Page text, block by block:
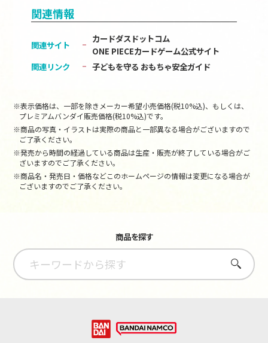
関連情報
関連サイト
カードダスドットコム
ONE PIECEカードゲーム公式サイト
関連リンク
子どもを守る おもちゃ安全ガイド
※表示価格は、一部を除きメーカー希望小売価格(税10%込)、もしくは、
プレミアムバンダイ販売価格(税10%込)です。
※商品の写真・イラストは実際の商品と一部異なる場合がございますので
ご了承ください。
※発売から時間の経過している商品は生産・販売が終了している場合がご
ざいますのでご了承ください。
※商品名・発売日・価格などこのホームページの情報は変更になる場合が
ございますのでご了承ください。
商品を探す
さがす